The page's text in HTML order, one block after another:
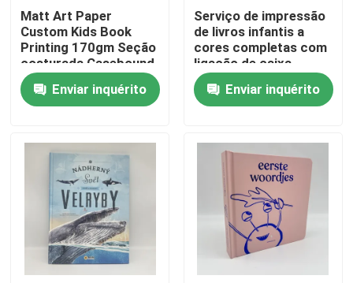
Casa
Produtos
Vídeos
Sobre nós
Matt Art Paper
Custom Kids Book
Printing 170gm Seção
costurada Casebound
Enviar inquérito
Serviço de impressão
de livros infantis a
cores completas com
ligação de caixa
costurada por secção
Enviar inquérito